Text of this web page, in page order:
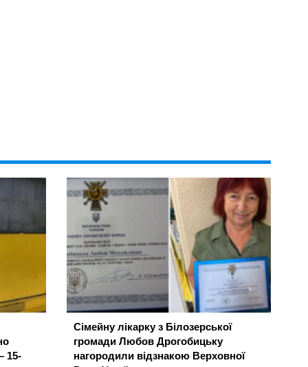
15-
Сімейну лікарку з Білозерської
громади Любов Дрогобицьку
нагородили відзнакою Верховної